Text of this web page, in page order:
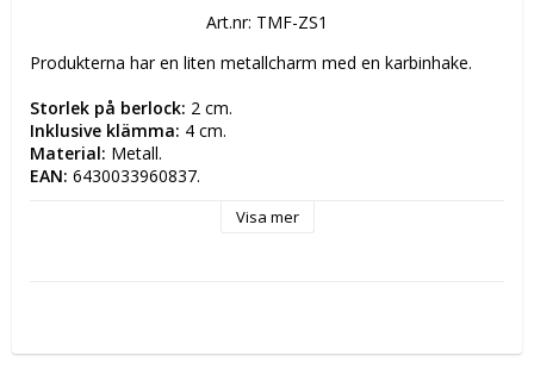
Art.nr: TMF-ZS1
Produkterna har en liten metallcharm med en karbinhake.
Storlek på berlock: 2 cm.
Inklusive klämma: 4 cm.
Material: Metall.
EAN: 6430033960837.
Visa mer